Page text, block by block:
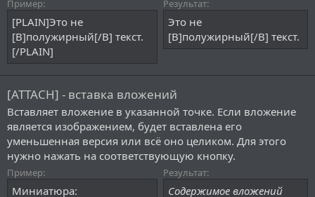
Пример:
[PLAIN]Это не
[B]полужирный[/B] текст.
[/PLAIN]
Результат:
Это не
[B]полужирный[/B] текст.
[ATTACH] - вставка вложений
Вставляет вложение в указанной точке. Если вложение
является изображением, будет вставлена его
уменьшенная версия или всё оно целиком. Для этого
нужно нажать на соответствующую кнопку.
Пример:
Миниатюра:
Результат:
Содержимое вложений